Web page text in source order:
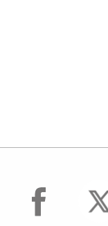
facebook